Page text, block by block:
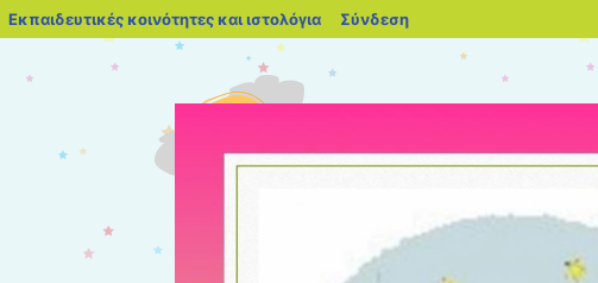
Εκπαιδευτικές κοινότητες και ιστολόγια blogs.sch.gr
Σύνδεση